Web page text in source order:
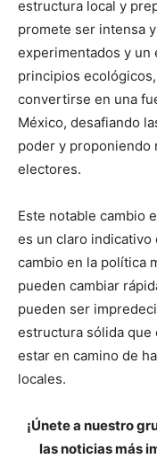
estructura local y
promete ser intensa
experimentados y un
principios
convertirse en una
México, desafiando
poder y proponiendo
electores.
Este notable cambio
es un claro indicativo
cambio en la política
pueden cambiar
pueden ser
estructura sólida que
estar en camino de
locales.
¡Únete a nuestro
las noticias más